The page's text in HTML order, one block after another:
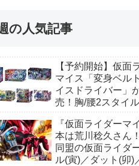
の人気記事
【予約開始】仮面
マイス「変身ベル
イスドライバー」
売！胸/腰2スタイ
ッシュ、ジャオ/バ
イ/ショットボーン
も！
『仮面ライダーマ
本は荒川稔久さん
同盟の仮面ライダ
ル(寅)／ダット(卯)